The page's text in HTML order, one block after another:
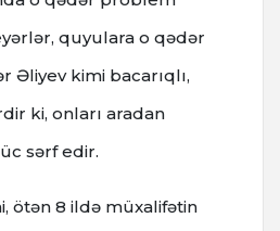
quyulara o qədər
Əliyev kimi bacarıqlı,
ki, onları aradan
sərf edir.
ötən 8 ildə müxalifətin